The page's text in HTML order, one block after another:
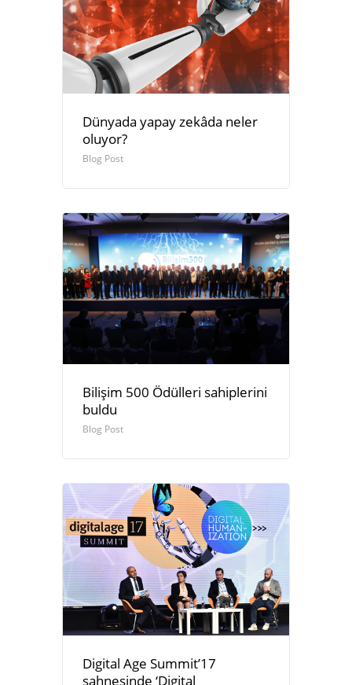
Dünyada yapay zekâda neler
oluyor?
Blog Post
Bilişim 500 Ödülleri sahiplerini
buldu
Blog Post
Digital Age Summit’17
sahnesinde ‘Digital